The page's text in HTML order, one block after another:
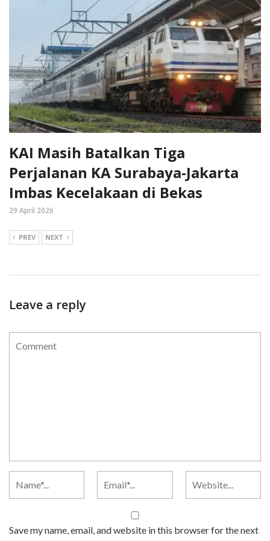
KAI Masih Batalkan Tiga
Perjalanan KA Surabaya-Jakarta
Imbas Kecelakaan di Bekas
29 April 2026
PREV NEXT
Leave a reply
Save my name, email, and website in this browser for the next